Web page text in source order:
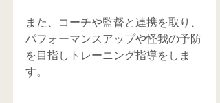
また、コーチや監督と連携を取り、
パフォーマンスアップや怪我の予防
を目指しトレーニング指導をしま
す。